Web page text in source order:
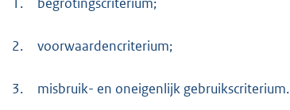
1. begrotingscriterium;
2. voorwaardencriterium;
3. misbruik- en oneigenlijk gebruikscriterium.